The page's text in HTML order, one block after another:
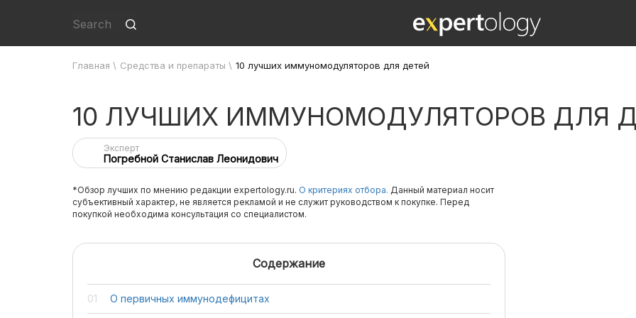
Главная \ Средства и препараты \ 10 лучших иммуномодуляторов для детей
10 ЛУЧШИХ ИММУНОМОДУЛЯТОРОВ ДЛЯ
Эксперт
Погребной Станислав Леонидович
*Обзор лучших по мнению редакции expertology.ru. О критериях отбора. Данный материал носит
субъективный характер, не является рекламой и не служит руководством к покупке. Перед
покупкой необходима консультация со специалистом.
Содержание
О первичных иммунодефицитах